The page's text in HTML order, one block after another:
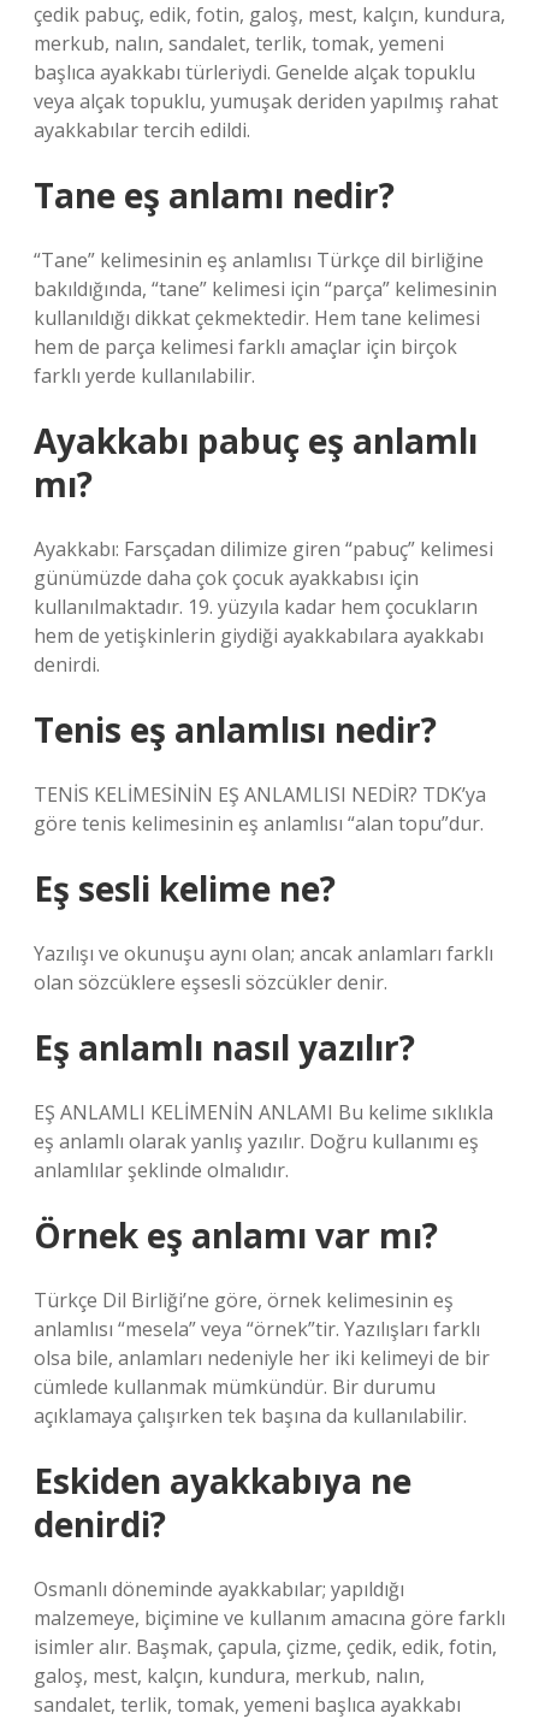
çedik pabuç, edik, fotin, galoş, mest, kalçın, kundura,
merkub, nalın, sandalet, terlik, tomak, yemeni
başlıca ayakkabı türleriydi. Genelde alçak topuklu
veya alçak topuklu, yumuşak deriden yapılmış rahat
ayakkabılar tercih edildi.
Tane eş anlamı nedir?
“Tane” kelimesinin eş anlamlısı Türkçe dil birliğine
bakıldığında, “tane” kelimesi için “parça” kelimesinin
kullanıldığı dikkat çekmektedir. Hem tane kelimesi
hem de parça kelimesi farklı amaçlar için birçok
farklı yerde kullanılabilir.
Ayakkabı pabuç eş anlamlı
mı?
Ayakkabı: Farsçadan dilimize giren “pabuç” kelimesi
günümüzde daha çok çocuk ayakkabısı için
kullanılmaktadır. 19. yüzyıla kadar hem çocukların
hem de yetişkinlerin giydiği ayakkabılara ayakkabı
denirdi.
Tenis eş anlamlısı nedir?
TENİS KELİMESİNİN EŞ ANLAMLISI NEDİR? TDK’ya
göre tenis kelimesinin eş anlamlısı “alan topu”dur.
Eş sesli kelime ne?
Yazılışı ve okunuşu aynı olan; ancak anlamları farklı
olan sözcüklere eşsesli sözcükler denir.
Eş anlamlı nasıl yazılır?
EŞ ANLAMLI KELİMENİN ANLAMI Bu kelime sıklıkla
eş anlamlı olarak yanlış yazılır. Doğru kullanımı eş
anlamlılar şeklinde olmalıdır.
Örnek eş anlamı var mı?
Türkçe Dil Birliği’ne göre, örnek kelimesinin eş
anlamlısı “mesela” veya “örnek”tir. Yazılışları farklı
olsa bile, anlamları nedeniyle her iki kelimeyi de bir
cümlede kullanmak mümkündür. Bir durumu
açıklamaya çalışırken tek başına da kullanılabilir.
Eskiden ayakkabıya ne
denirdi?
Osmanlı döneminde ayakkabılar; yapıldığı
malzemeye, biçimine ve kullanım amacına göre farklı
isimler alır. Başmak, çapula, çizme, çedik, edik, fotin,
galoş, mest, kalçın, kundura, merkub, nalın,
sandalet, terlik, tomak, yemeni başlıca ayakkabı